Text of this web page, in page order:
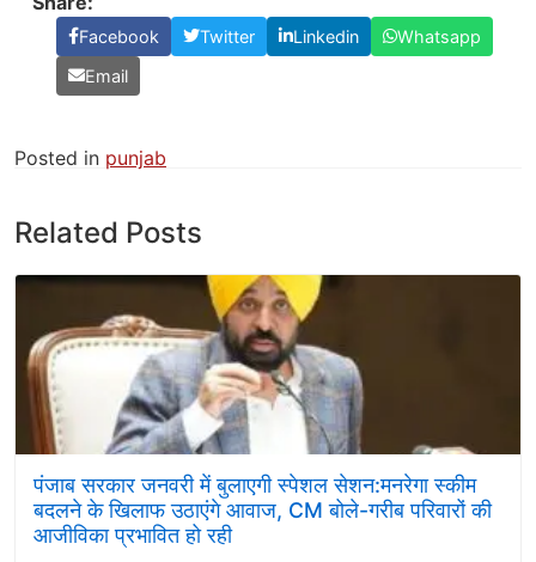
Facebook Twitter Linkedin
Whatsapp
Email
Posted in punjab
Related Posts
पंजाब सरकार जनवरी में बुलाएगी स्पेशल सेशन:मनरेगा स्कीम
बदलने के खिलाफ उठाएंगे आवाज, CM बोले-गरीब परिवारों की
आजीविका प्रभावित हो रही